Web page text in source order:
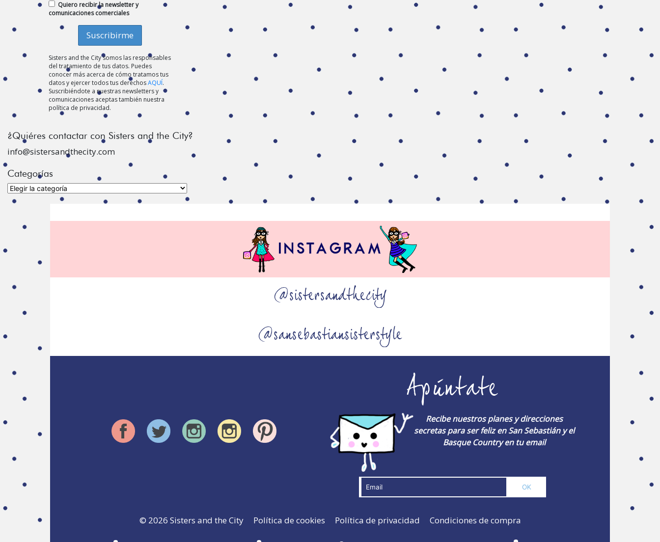
Quiero recibir la newsletter y
comunicaciones comerciales
Sisters and the City somos las responsables
del tratamiento de tus datos. Puedes
conocer más acerca de cómo tratamos tus
datos y ejercer todos tus derechosAQUÍ.
Suscribiéndote a nuestras newsletters y
comunicaciones aceptas también nuestra
política de privacidad.
¿Quiéres contactar con Sisters and the City?
info@sistersandthecity.com
Categorías
Categorías
@sistersandthecity
@sansebastiansisterstyle
Apúntate
Recibe nuestros planes y direcciones
secretas para ser feliz en San Sebastián y el
Basque Country en tu email
© 2026 Sisters and the City Política de cookies Política de privacidad Condiciones de compra